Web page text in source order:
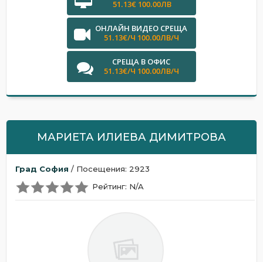
51.13€ 100.00ЛВ
ОНЛАЙН ВИДЕО СРЕЩА
51.13€/Ч 100.00ЛВ/Ч
СРЕЩА В ОФИС
51.13€/Ч 100.00ЛВ/Ч
МАРИЕТА ИЛИЕВА ДИМИТРОВА
Град София / Посещения: 2923
Рейтинг: N/A